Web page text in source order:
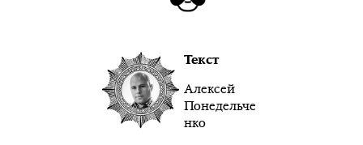
Текст
Алексей
Понедельче
нко